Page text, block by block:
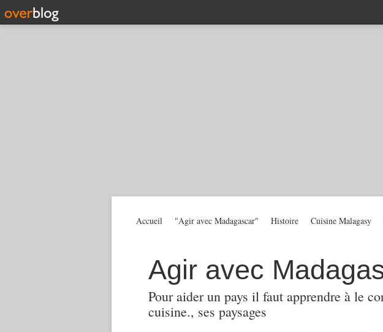
Agir avec
Pour aider un pays il faut apprendre à le
cuisine., ses paysages
Accueil "Agir avec Madagascar" Histoire Cuisine Malagasy